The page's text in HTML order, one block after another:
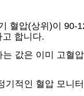
압(상위)이 90-
합니다.
값은 이미 고혈
적인 혈압 모니